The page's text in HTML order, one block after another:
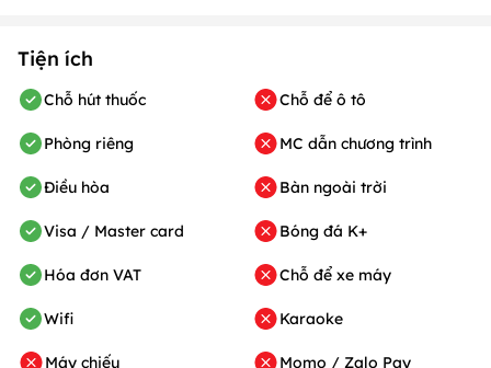
Tiện ích
Chỗ hút thuốc
Phòng riêng
Điều hòa
Visa / Master card
Hóa đơn VAT
Wifi
Máy chiếu
Chỗ để ô tô
MC dẫn chương trình
Bàn ngoài trời
Bóng đá K+
Chỗ để xe máy
Karaoke
Momo / Zalo Pay